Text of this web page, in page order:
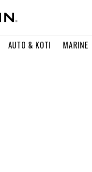
AUTO & KOTI MARINE